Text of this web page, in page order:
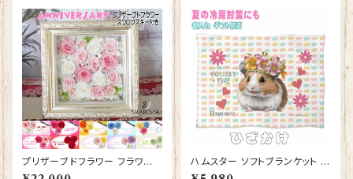
プリザーブドフラワー フラワー
ボックス ガラス フレーム ゴール
ハムスター ソフトブランケット グ
ッズ ひざかけ 毛布 雑貨 誕生日